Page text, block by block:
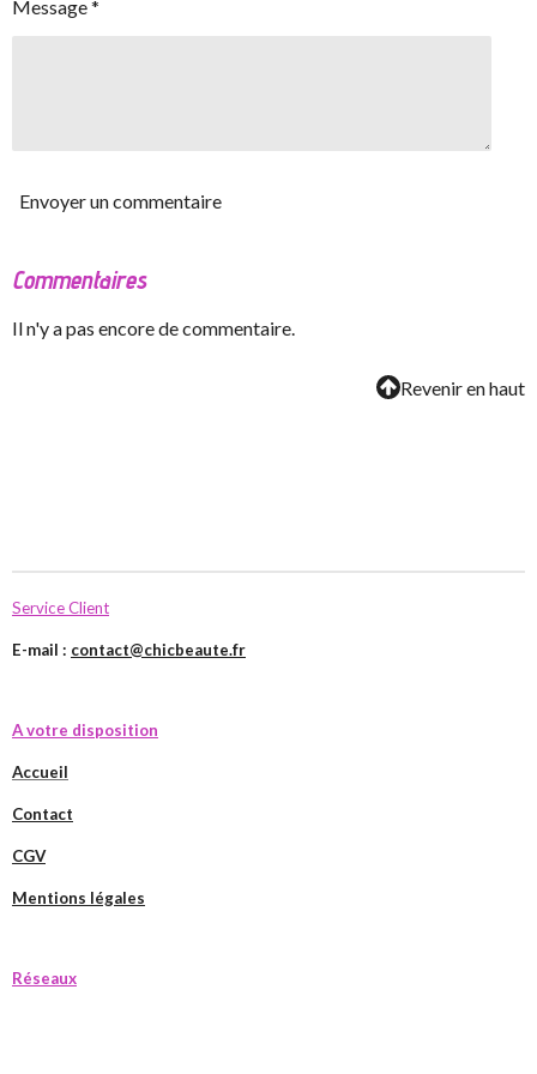
Message *
Envoyer un commentaire
Commentaires
Il n'y a pas encore de commentaire.
Revenir en haut
Service Client
E-mail : contact@chicbeaute.fr
A votre disposition
Accueil
Contact
CGV
Mentions légales
Réseaux